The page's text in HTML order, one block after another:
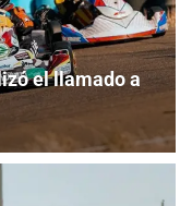
el llamado a